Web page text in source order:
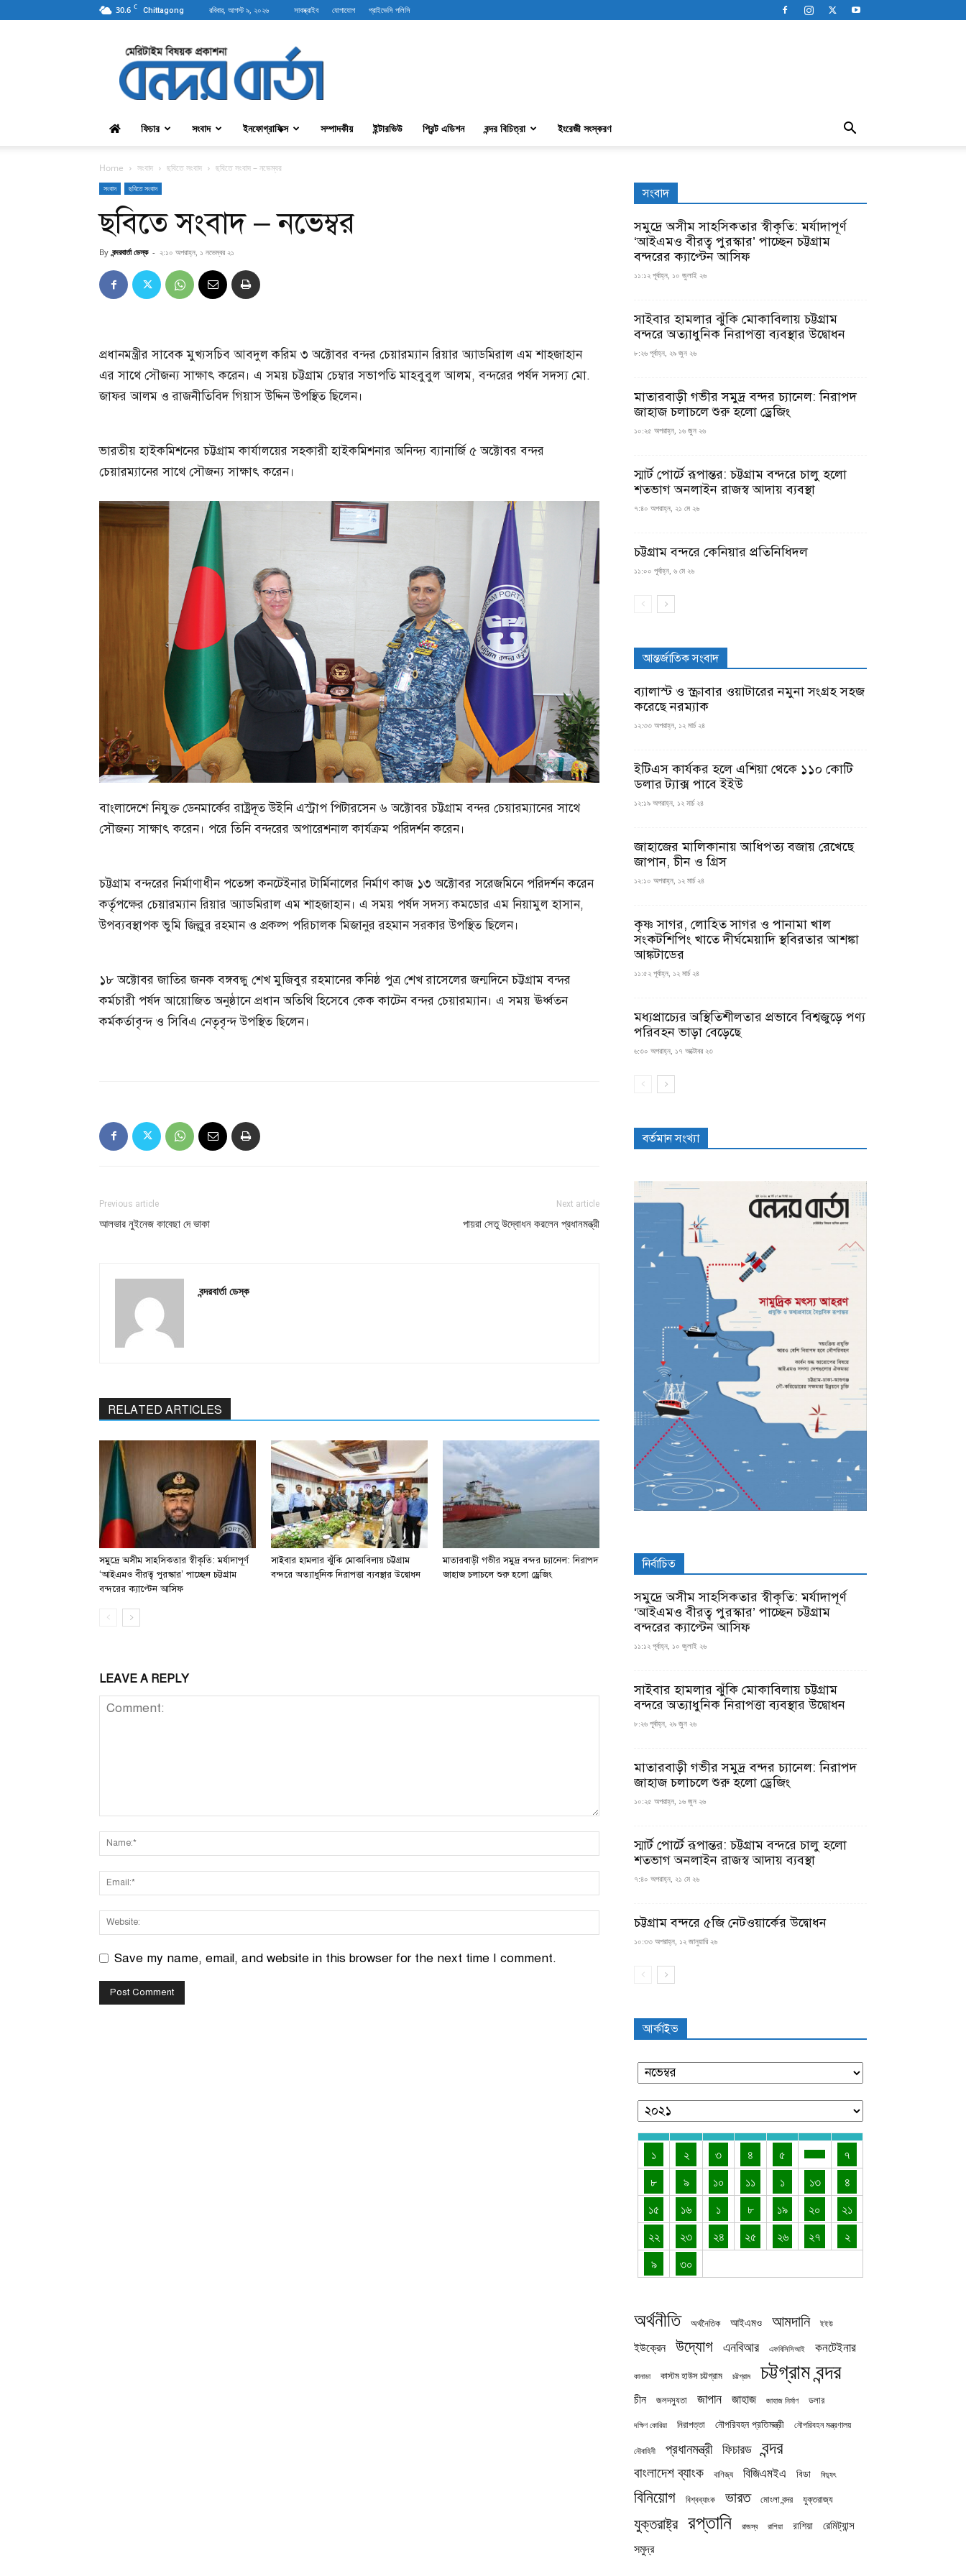
30.6 C Chittagong রবিবার, আগস্ট ৯, ২০২৬ সাবস্ক্রাইব যোগাযোগ প্রাইভেসি পলিসি
বন্দরবার্তা
ফিচার সংবাদ ইনফোগ্রাফিক্স সম্পাদকীয় ইন্টারভিউ প্রিন্ট এডিশন বন্দর বিচিত্রা ইংরেজী সংস্করণ
Home সংবাদ ছবিতে সংবাদ ছবিতে সংবাদ – নভেম্বর
সংবাদ ছবিতে সংবাদ
ছবিতে সংবাদ – নভেম্বর
By বন্দরবার্তা ডেস্ক - ২:১০ অপরাহ্ন, ১ নভেম্বর ২১
প্রধানমন্ত্রীর সাবেক মুখ্যসচিব আবদুল করিম ৩ অক্টোবর বন্দর চেয়ারম্যান রিয়ার অ্যাডমিরাল এম শাহজাহান
এর সাথে সৌজন্য সাক্ষাৎ করেন। এ সময় চট্টগ্রাম চেম্বার সভাপতি মাহবুবুল আলম, বন্দরের পর্ষদ সদস্য মো.
জাফর আলম ও রাজনীতিবিদ গিয়াস উদ্দিন উপস্থিত ছিলেন।
ভারতীয় হাইকমিশনের চট্টগ্রাম কার্যালয়ের সহকারী হাইকমিশনার অনিন্দ্য ব্যানার্জি ৫ অক্টোবর বন্দর
চেয়ারম্যানের সাথে সৌজন্য সাক্ষাৎ করেন।
বাংলাদেশে নিযুক্ত ডেনমার্কের রাষ্ট্রদূত উইনি এস্ট্রাপ পিটারসেন ৬ অক্টোবর চট্টগ্রাম বন্দর চেয়ারম্যানের সাথে
সৌজন্য সাক্ষাৎ করেন। পরে তিনি বন্দরের অপারেশনাল কার্যক্রম পরিদর্শন করেন।
চট্টগ্রাম বন্দরের নির্মাণাধীন পতেঙ্গা কনটেইনার টার্মিনালের নির্মাণ কাজ ১৩ অক্টোবর সরেজমিনে পরিদর্শন করেন
কর্তৃপক্ষের চেয়ারম্যান রিয়ার অ্যাডমিরাল এম শাহজাহান। এ সময় পর্ষদ সদস্য কমডোর এম নিয়ামুল হাসান,
উপব্যবস্থাপক ভুমি জিল্লুর রহমান ও প্রকল্প পরিচালক মিজানুর রহমান সরকার উপস্থিত ছিলেন।
১৮ অক্টোবর জাতির জনক বঙ্গবন্ধু শেখ মুজিবুর রহমানের কনিষ্ঠ পুত্র শেখ রাসেলের জন্মদিনে চট্টগ্রাম বন্দর
কর্মচারী পর্ষদ আয়োজিত অনুষ্ঠানে প্রধান অতিথি হিসেবে কেক কাটেন বন্দর চেয়ারম্যান। এ সময় ঊর্ধ্বতন
কর্মকর্তাবৃন্দ ও সিবিএ নেতৃবৃন্দ উপস্থিত ছিলেন।
Previous article
আলভার নুইনেজ কাবেছা দে ভাকা
Next article
পায়রা সেতু উদ্বোধন করলেন প্রধানমন্ত্রী
বন্দরবার্তা ডেস্ক
RELATED ARTICLES
সমুদ্রে অসীম সাহসিকতার স্বীকৃতি: মর্যাদাপূর্ণ
‘আইএমও বীরত্ব পুরস্কার’ পাচ্ছেন চট্টগ্রাম
বন্দরের ক্যাপ্টেন আসিফ
সাইবার হামলার ঝুঁকি মোকাবিলায় চট্টগ্রাম
বন্দরে অত্যাধুনিক নিরাপত্তা ব্যবস্থার উদ্বোধন
মাতারবাড়ী গভীর সমুদ্র বন্দর চ্যানেল: নিরাপদ
জাহাজ চলাচলে শুরু হলো ড্রেজিং
LEAVE A REPLY
Save my name, email, and website in this browser for the next time I comment.
সংবাদ
সমুদ্রে অসীম সাহসিকতার স্বীকৃতি: মর্যাদাপূর্ণ
‘আইএমও বীরত্ব পুরস্কার’ পাচ্ছেন চট্টগ্রাম
বন্দরের ক্যাপ্টেন আসিফ
১১:১২ পূর্বাহ্ন, ১০ জুলাই ২৬
সাইবার হামলার ঝুঁকি মোকাবিলায় চট্টগ্রাম
বন্দরে অত্যাধুনিক নিরাপত্তা ব্যবস্থার উদ্বোধন
৮:২৬ পূর্বাহ্ন, ২৯ জুন ২৬
মাতারবাড়ী গভীর সমুদ্র বন্দর চ্যানেল: নিরাপদ
জাহাজ চলাচলে শুরু হলো ড্রেজিং
১০:২৫ অপরাহ্ন, ১৬ জুন ২৬
স্মার্ট পোর্টে রূপান্তর: চট্টগ্রাম বন্দরে চালু হলো
শতভাগ অনলাইন রাজস্ব আদায় ব্যবস্থা
৭:৪০ অপরাহ্ন, ২১ মে ২৬
চট্টগ্রাম বন্দরে কেনিয়ার প্রতিনিধিদল
১১:০০ পূর্বাহ্ন, ৬ মে ২৬
আন্তর্জাতিক সংবাদ
ব্যালাস্ট ও স্ক্রাবার ওয়াটারের নমুনা সংগ্রহ সহজ
করেছে নরম্যাক
১২:৩৩ অপরাহ্ন, ১২ মার্চ ২৪
ইটিএস কার্যকর হলে এশিয়া থেকে ১১০ কোটি
ডলার ট্যাক্স পাবে ইইউ
১২:১৯ অপরাহ্ন, ১২ মার্চ ২৪
জাহাজের মালিকানায় আধিপত্য বজায় রেখেছে
জাপান, চীন ও গ্রিস
১২:১০ অপরাহ্ন, ১২ মার্চ ২৪
কৃষ্ণ সাগর, লোহিত সাগর ও পানামা খাল
সংকটশিপিং খাতে দীর্ঘমেয়াদি স্থবিরতার আশঙ্কা
আঙ্কটাডের
১১:৫২ পূর্বাহ্ন, ১২ মার্চ ২৪
মধ্যপ্রাচ্যের অস্থিতিশীলতার প্রভাবে বিশ্বজুড়ে পণ্য
পরিবহন ভাড়া বেড়েছে
৬:৩০ অপরাহ্ন, ১৭ অক্টোবর ২৩
বর্তমান সংখ্যা
নির্বাচিত
সমুদ্রে অসীম সাহসিকতার স্বীকৃতি: মর্যাদাপূর্ণ
‘আইএমও বীরত্ব পুরস্কার’ পাচ্ছেন চট্টগ্রাম
বন্দরের ক্যাপ্টেন আসিফ
১১:১২ পূর্বাহ্ন, ১০ জুলাই ২৬
সাইবার হামলার ঝুঁকি মোকাবিলায় চট্টগ্রাম
বন্দরে অত্যাধুনিক নিরাপত্তা ব্যবস্থার উদ্বোধন
৮:২৬ পূর্বাহ্ন, ২৯ জুন ২৬
মাতারবাড়ী গভীর সমুদ্র বন্দর চ্যানেল: নিরাপদ
জাহাজ চলাচলে শুরু হলো ড্রেজিং
১০:২৫ অপরাহ্ন, ১৬ জুন ২৬
স্মার্ট পোর্টে রূপান্তর: চট্টগ্রাম বন্দরে চালু হলো
শতভাগ অনলাইন রাজস্ব আদায় ব্যবস্থা
৭:৪০ অপরাহ্ন, ২১ মে ২৬
চট্টগ্রাম বন্দরে ৫জি নেটওয়ার্কের উদ্বোধন
১০:৩৩ অপরাহ্ন, ১২ জানুয়ারি ২৬
আর্কাইভ
১ ২ ৩ ৪ ৫
৭
৮
৯ ১০ ১১ ১ ১৩
৪
১৫
১৬ ১ ৮ ১৯ ২০
২১
২২
২৩ ২৪ ২৫ ২৬ ২৭
২
৯
৩০
অর্থনীতি অর্থনৈতিক আইএমও আমদানি ইইউ
ইউক্রেন উদ্যোগ এনবিআর এফবিসিসিআই কনটেইনার
কানাডা কাস্টম হাউস চট্টগ্রাম চট্টগ্রাম চট্টগ্রাম বন্দর
চীন জলদস্যুতা জাপান জাহাজ জাহাজ নির্মাণ ডলার
দক্ষিণ কোরিয়া নিরাপত্তা নৌপরিবহন প্রতিমন্ত্রী নৌপরিবহন মন্ত্রণালয়
নৌবাহিনী প্রধানমন্ত্রী ফিচারড বন্দর
বাংলাদেশ ব্যাংক বাণিজ্য বিজিএমইএ বিডা বিদ্যুৎ
বিনিয়োগ বিশ্বব্যাংক ভারত মোংলা বন্দর যুক্তরাজ্য
যুক্তরাষ্ট্র রপ্তানি রাজস্ব রাশিয়া রাশিয়া রেমিট্যান্স
সমুদ্র